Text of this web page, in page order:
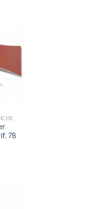
78